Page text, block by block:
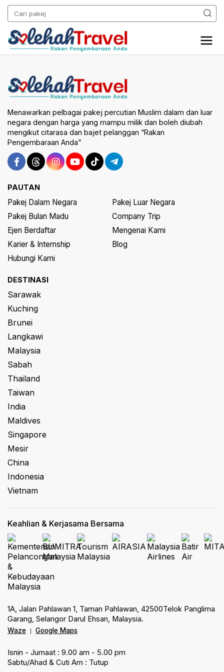
Menawarkan pelbagai pakej percutian Muslim dalam dan luar
negara dengan harga yang mampu milik dan boleh diubah
mengikut citarasa dan bajet pelanggan “Rakan
Pengembaraan Anda”
PAUTAN
Pakej Dalam Negara
Pakej Luar Negara
Pakej Bulan Madu
Company Trip
Ejen Berdaftar
Mengenai Kami
Karier & Internship
Blog
Hubungi Kami
DESTINASI
Sarawak
Kuching
Brunei
Langkawi
Malaysia
Sabah
Thailand
Taiwan
India
Maldives
Singapore
Mesir
China
Indonesia
Vietnam
Keahlian & Kerjasama Bersama
1A, Jalan Pahlawan 1, Taman Pahlawan, 42500Telok Panglima
Garang, Selangor Darul Ehsan, Malaysia.
Waze Google Maps
Isnin - Jumaat : 9.00 am - 5.00 pm
Sabtu/Ahad & Cuti Am : Tutup